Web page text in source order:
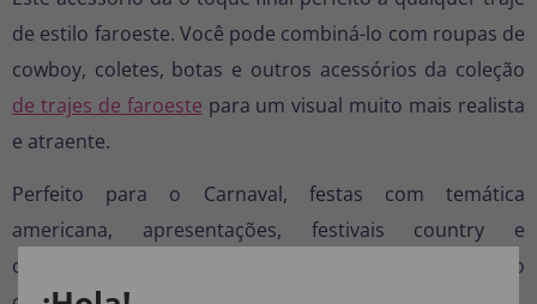
de estilo faroeste. Você pode combiná-lo com roupas de
cowboy, coletes, botas e outros acessórios da coleção
de trajes de faroeste para um visual muito mais realista
e atraente.
Perfeito para o Carnaval, festas com temática
americana, apresentações, festivais country e
celebrações onde você deseja exibir um autêntico estilo